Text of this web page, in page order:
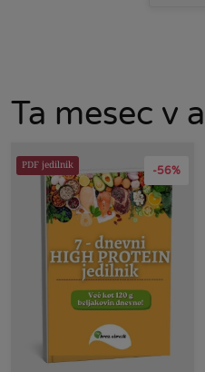
Ta mesec v
-56%
PDF jedilnik